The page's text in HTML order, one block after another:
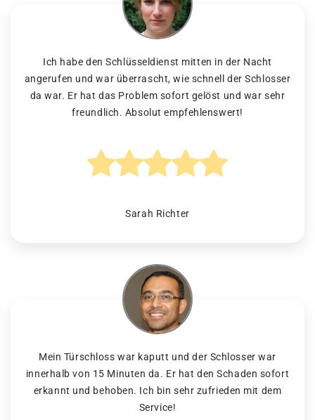
Ich habe den Schlüsseldienst mitten in der Nacht
angerufen und war überrascht, wie schnell der Schlosser
da war. Er hat das Problem sofort gelöst und war sehr
freundlich. Absolut empfehlenswert!
Sarah Richter
Mein Türschloss war kaputt und der Schlosser war
innerhalb von 15 Minuten da. Er hat den Schaden sofort
erkannt und behoben. Ich bin sehr zufrieden mit dem
Service!